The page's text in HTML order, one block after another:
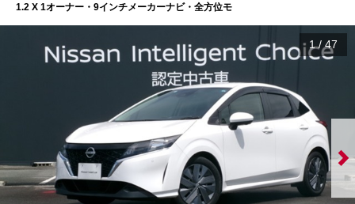
1.2 X 1オーナー・9インチメーカーナビ・全方位モ
1/47